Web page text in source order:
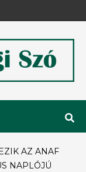
AZ ANAF
NAPLÓJÚ